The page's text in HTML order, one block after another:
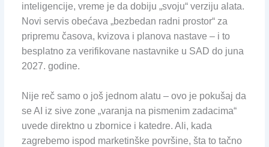
inteligencije, vreme je da dobiju „svoju“ verziju alata.
Novi servis obećava „bezbedan radni prostor“ za
pripremu časova, kvizova i planova nastave – i to
besplatno za verifikovane nastavnike u SAD do juna
2027. godine.
Nije reč samo o još jednom alatu – ovo je pokušaj da
se AI iz sive zone „varanja na pismenim zadacima“
uvede direktno u zbornice i katedre. Ali, kada
zagrebemo ispod marketinške površine, šta to tačno